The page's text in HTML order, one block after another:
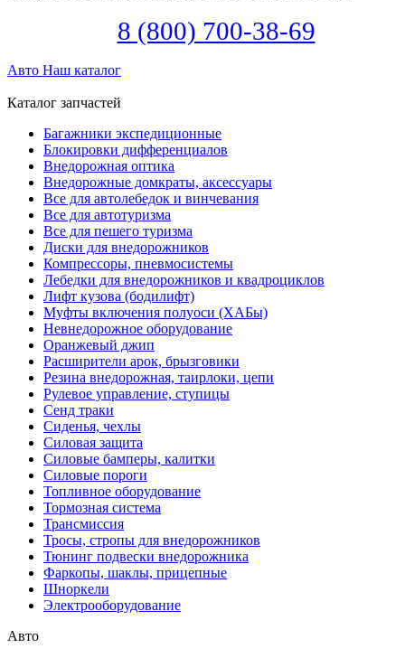
8 (800) 700-38-69
Авто Наш каталог
Каталог запчастей
Багажники экспедиционные
Блокировки дифференциалов
Внедорожная оптика
Внедорожные домкраты, аксессуары
Все для автолебедок и винчевания
Все для автотуризма
Все для пешего туризма
Диски для внедорожников
Компрессоры, пневмосистемы
Лебедки для внедорожников и квадроциклов
Лифт кузова (бодилифт)
Муфты включения полуоси (ХАБы)
Невнедорожное оборудование
Оранжевый джип
Расширители арок, брызговики
Резина внедорожная, таирлоки, цепи
Рулевое управление, ступицы
Сенд траки
Сиденья, чехлы
Силовая защита
Силовые бамперы, калитки
Силовые пороги
Топливное оборудование
Тормозная система
Трансмиссия
Тросы, стропы для внедорожников
Тюнинг подвески внедорожника
Фаркопы, шаклы, прицепные
Шноркели
Электрооборудование
Авто